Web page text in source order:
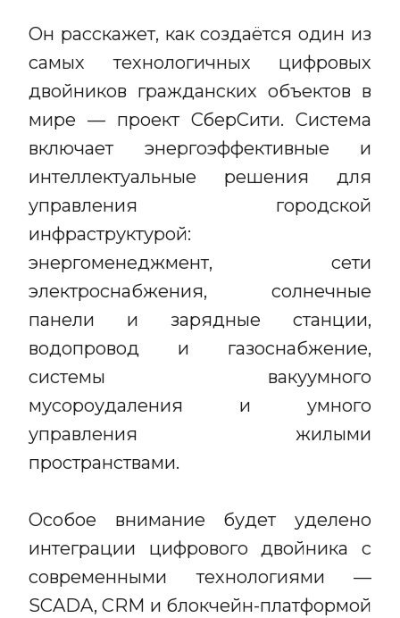
Он расскажет, как создаётся один из
самых технологичных цифровых
двойников гражданских объектов в
мире — проект СберСити. Система
включает энергоэффективные и
интеллектуальные решения для
управления городской
инфраструктурой:
энергоменеджмент, сети
электроснабжения, солнечные
панели и зарядные станции,
водопровод и газоснабжение,
системы вакуумного
мусороудаления и умного
управления жилыми
пространствами.
Особое внимание будет уделено
интеграции цифрового двойника с
современными технологиями —
SCADA, CRM и блокчейн-платформой